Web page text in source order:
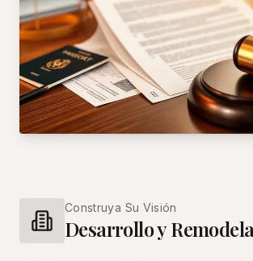
Construya Su Visión
Desarrollo y